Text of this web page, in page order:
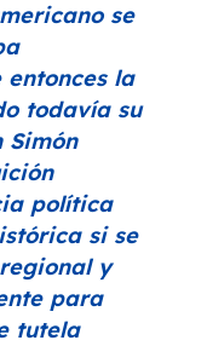
se
la
todavía su
Simón
política
si se
y
para
tutela